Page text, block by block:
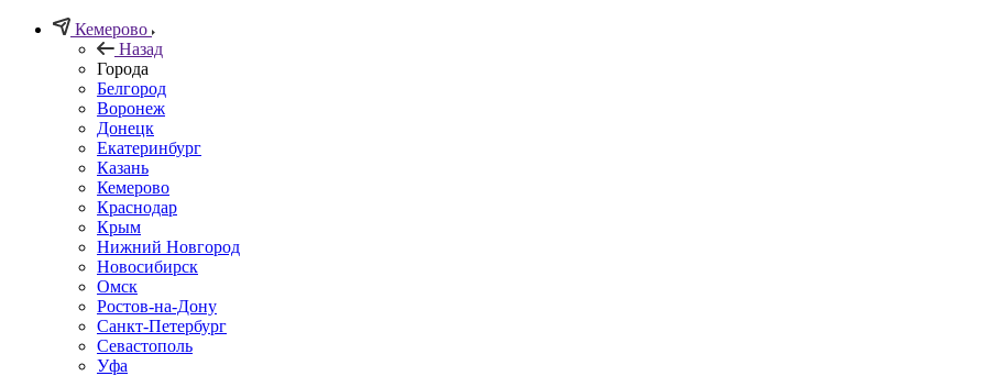
Кемерово
Назад
Города
Белгород
Воронеж
Донецк
Екатеринбург
Казань
Кемерово
Краснодар
Крым
Нижний Новгород
Новосибирск
Омск
Ростов-на-Дону
Санкт-Петербург
Севастополь
Уфа